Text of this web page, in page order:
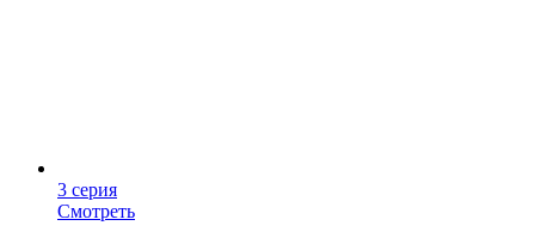
3 серия
Смотреть